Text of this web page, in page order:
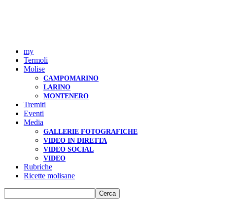
my
Termoli
Molise
CAMPOMARINO
LARINO
MONTENERO
Tremiti
Eventi
Media
GALLERIE FOTOGRAFICHE
VIDEO IN DIRETTA
VIDEO SOCIAL
VIDEO
Rubriche
Ricette molisane